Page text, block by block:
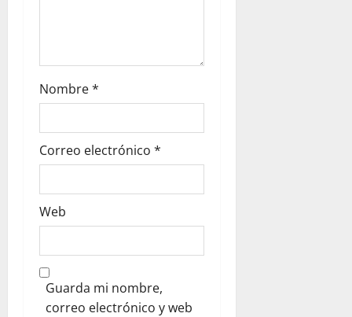
Nombre*
Correo electrónico *
Web
Guarda mi nombre,
correo electrónico y web